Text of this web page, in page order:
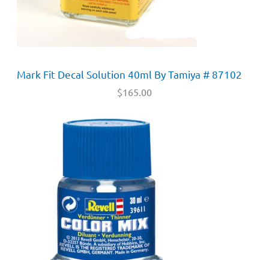
Mark Fit Decal Solution 40ml By Tamiya # 87102
$165.00